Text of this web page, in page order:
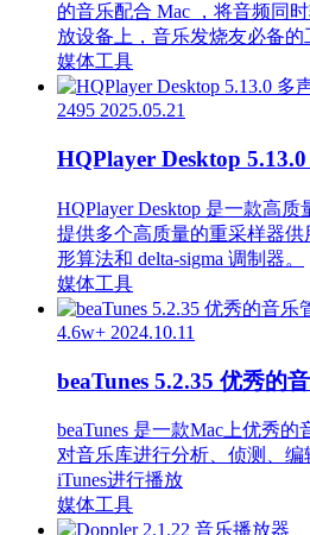
的音乐配合 Mac ，将音频同
放设备上，音乐发烧友必备的
媒体工具
2495 2025.05.21
HQPlayer Desktop
HQPlayer Desktop 是一款高
提供多个高质量的重采样器
形算法和 delta-sigma 调制器。
媒体工具
4.6w+ 2024.10.11
beaTunes 5.2.35 优秀的
beaTunes 是一款Mac上优秀
对音乐库进行分析、侦测、
iTunes进行播放
媒体工具